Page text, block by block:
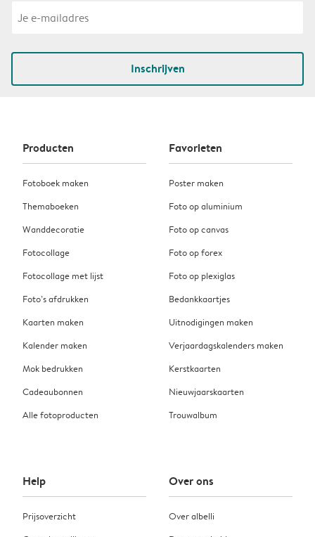
Inschrijven
Producten
Fotoboek maken
Themaboeken
Wanddecoratie
Fotocollage
Fotocollage met lijst
Foto’s afdrukken
Kaarten maken
Kalender maken
Mok bedrukken
Cadeaubonnen
Alle fotoproducten
Favorieten
Poster maken
Foto op aluminium
Foto op canvas
Foto op forex
Foto op plexiglas
Bedankkaartjes
Uitnodigingen maken
Verjaardagskalenders maken
Kerstkaarten
Nieuwjaarskaarten
Trouwalbum
Help
Prijsoverzicht
Over ons
Over albelli